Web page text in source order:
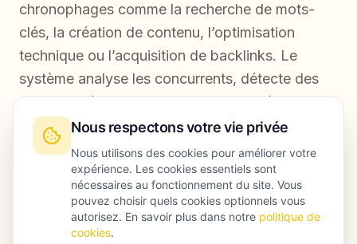
chronophages comme la recherche de mots-
clés, la création de contenu, l’optimisation
technique ou l’acquisition de backlinks. Le
système analyse les concurrents, détecte des
opportunités de positionnement et exécute
automatiquement des actions qui demandaient
auparavant beaucoup de temps et des
compétences spécialisées.
Comment Launchmind peut-il aider une
Nous respectons votre vie privée
Nous utilisons des cookies pour améliorer votre
expérience. Les cookies essentiels sont
nécessaires au fonctionnement du site. Vous
pouvez choisir quels cookies optionnels vous
autorisez. En savoir plus dans notre politique de
cookies.